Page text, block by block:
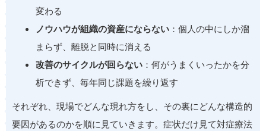
変わる
ノウハウが組織の資産にならない ：個人の中にしか溜
まらず、離脱と同時に消える
改善のサイクルが回らない ：何がうまくいったかを分
析できず、毎年同じ課題を繰り返す
それぞれ、現場でどんな現れ方をし、その裏にどんな構造的
要因があるのかを順に見ていきます。症状だけ見て対症療法